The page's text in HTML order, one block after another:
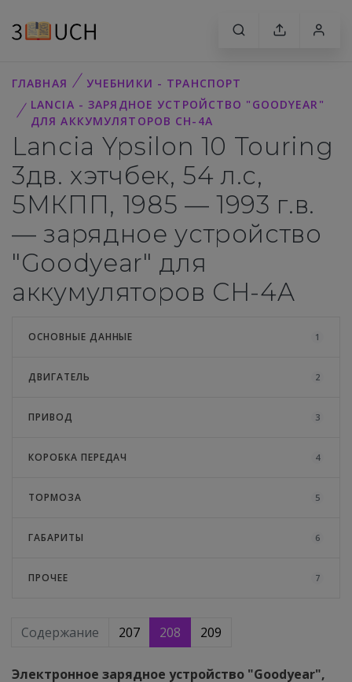
ГЛАВНАЯ
УЧЕБНИКИ - ТРАНСПОРТ
LANCIA - ЗАРЯДНОЕ УСТРОЙСТВО "GOODYEAR"
ДЛЯ АККУМУЛЯТОРОВ CH-4A
Lancia Ypsilon 10 Touring
3дв. хэтчбек, 54 л.с,
5МКПП, 1985 — 1993 г.в.
— зарядное устройство
"Goodyear" для
аккумуляторов CH-4A
ОСНОВНЫЕ ДАННЫЕ 1
ДВИГАТЕЛЬ 2
ПРИВОД 3
КОРОБКА ПЕРЕДАЧ 4
ТОРМОЗА 5
ГАБАРИТЫ 6
ПРОЧЕЕ 7
Содержание 207 208 209
Электронное зарядное устройство "Goodyear",